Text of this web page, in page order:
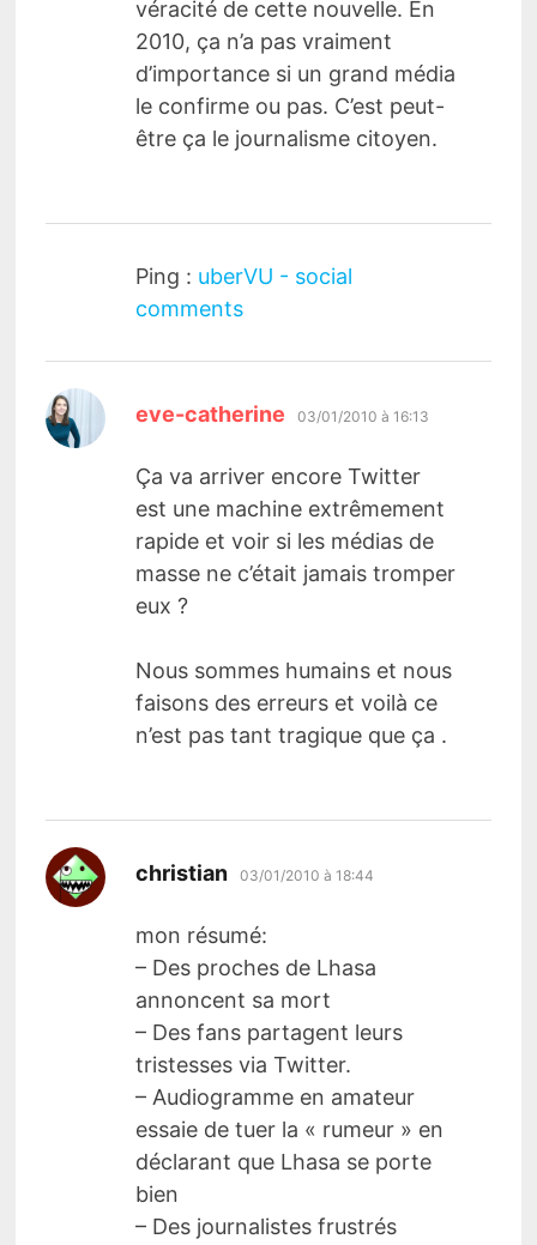
véracité de cette nouvelle. En
2010, ça n’a pas vraiment
d’importance si un grand média
le confirme ou pas. C’est peut-
être ça le journalisme citoyen.
Ping : uberVU - social
comments
eve-catherine dit :
03/01/2010 à 16:13
Ça va arriver encore Twitter
est une machine extrêmement
rapide et voir si les médias de
masse ne c’était jamais tromper
eux ?
Nous sommes humains et nous
faisons des erreurs et voilà ce
n’est pas tant tragique que ça .
christian dit :
03/01/2010 à 18:44
mon résumé:
– Des proches de Lhasa
annoncent sa mort
– Des fans partagent leurs
tristesses via Twitter.
– Audiogramme en amateur
essaie de tuer la « rumeur » en
déclarant que Lhasa se porte
bien
– Des journalistes frustrés